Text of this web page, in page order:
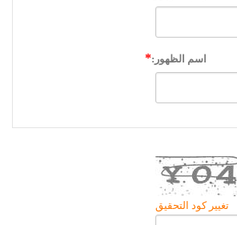
اسم الظهور:
تغيير كود التحقيق